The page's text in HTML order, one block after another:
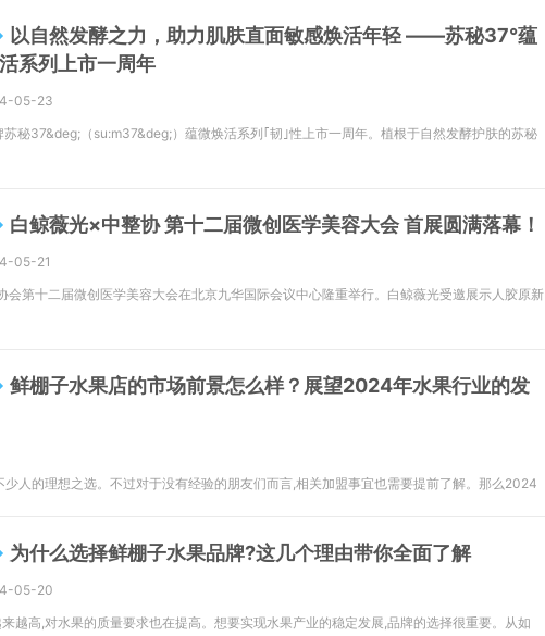
以自然发酵之力，助力肌肤直面敏感焕活年轻 ——苏秘37°蕴
系列上市一周年
05-23
37&deg;（su:m37&deg;）蕴微焕活系列｢韧｣性上市一周年。植根于自然发酵护肤的苏秘
白鲸薇光×中整协 第十二届微创医学美容大会 首展圆满落幕！
05-21
第十二届微创医学美容大会在北京九华国际会议中心隆重举行。白鲸薇光受邀展示人胶原新
鲜棚子水果店的市场前景怎么样？展望2024年水果行业的发
人的理想之选。不过对于没有经验的朋友们而言,相关加盟事宜也需要提前了解。那么2024
为什么选择鲜棚子水果品牌?这几个理由带你全面了解
05-20
越高,对水果的质量要求也在提高。想要实现水果产业的稳定发展,品牌的选择很重要。从如